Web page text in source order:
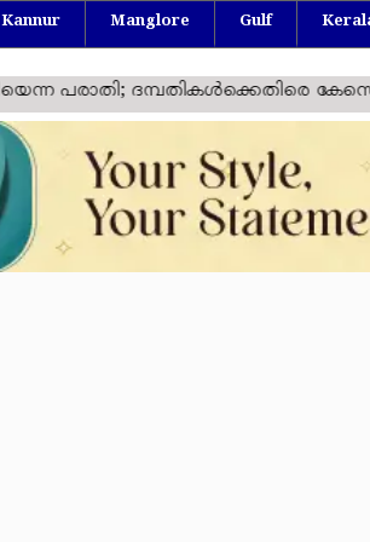
Kannur Manglore Gulf